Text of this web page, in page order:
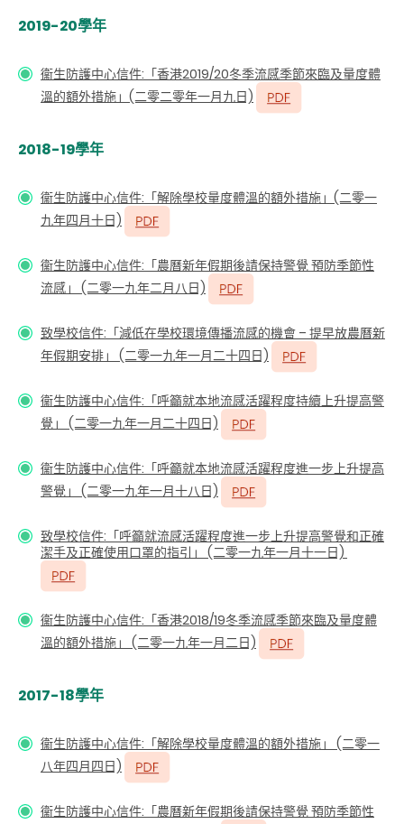
2019-20學年
衞生防護中心信件:「香港2019/20冬季流感季節來臨及量度體
溫的額外措施」(二零二零年一月九日)
2018-19學年
衞生防護中心信件:「解除學校量度體溫的額外措施」(二零一
九年四月十日)
衞生防護中心信件:「農曆新年假期後請保持警覺 預防季節性
流感」 (二零一九年二月八日)
致學校信件:「減低在學校環境傳播流感的機會 – 提早放農曆新
年假期安排」 (二零一九年一月二十四日)
衞生防護中心信件:「呼籲就本地流感活躍程度持續上升提高警
覺」 (二零一九年一月二十四日)
衞生防護中心信件:「呼籲就本地流感活躍程度進一步上升提高
警覺」 (二零一九年一月十八日)
致學校信件:「呼籲就流感活躍程度進一步上升提高警覺和正確
潔手及正確使用口罩的指引」 (二零一九年一月十一日)
衞生防護中心信件:「香港2018/19冬季流感季節來臨及量度體
溫的額外措施」 (二零一九年一月二日)
2017-18學年
衞生防護中心信件:「解除學校量度體溫的額外措施」 (二零一
八年四月四日)
衞生防護中心信件:「農曆新年假期後請保持警覺 預防季節性